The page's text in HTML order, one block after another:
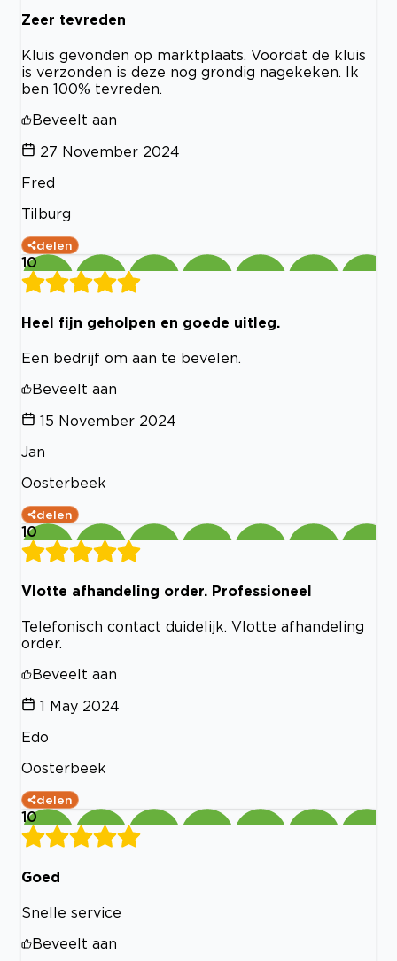
Zeer tevreden
Kluis gevonden op marktplaats. Voordat de kluis
is verzonden is deze nog grondig nagekeken. Ik
ben 100% tevreden.
Beveelt aan
27 November 2024
Fred
Tilburg
delen
10
Heel fijn geholpen en goede uitleg.
Een bedrijf om aan te bevelen.
Beveelt aan
15 November 2024
Jan
Oosterbeek
delen
10
Vlotte afhandeling order. Professioneel
Telefonisch contact duidelijk. Vlotte afhandeling
order.
Beveelt aan
1 May 2024
Edo
Oosterbeek
delen
10
Goed
Snelle service
Beveelt aan